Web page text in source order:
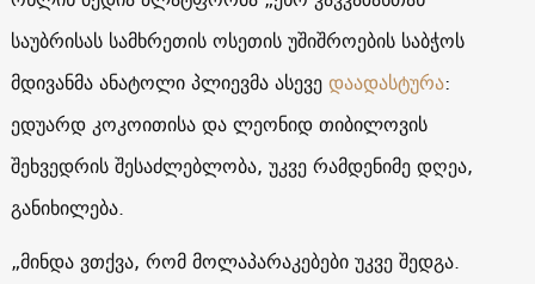
საუბრისას სამხრეთის ოსეთის უშიშროების საბჭოს
მდივანმა ანატოლი პლიევმა ასევედაადასტურა:
ედუარდ კოკოითისა და ლეონიდ თიბილოვის
შეხვედრის შესაძლებლობა, უკვე რამდენიმე დღეა,
განიხილება.
„მინდა ვთქვა, რომ მოლაპარაკებები უკვე შედგა.